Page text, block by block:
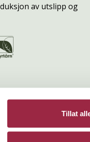
Tillat
av utslipp og